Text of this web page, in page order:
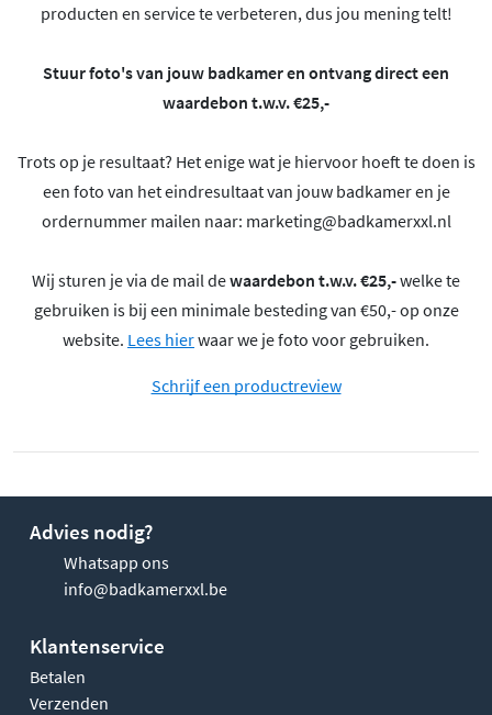
producten en service te verbeteren, dus jou mening telt!
Stuur foto's van jouw badkamer en ontvang direct een
waardebon t.w.v. €25,-
Trots op je resultaat? Het enige wat je hiervoor hoeft te doen is
een foto van het eindresultaat van jouw badkamer en je
ordernummer mailen naar: marketing@badkamerxxl.nl
Wij sturen je via de mail dewaardebon t.w.v. €25,-welke te
gebruiken is bij een minimale besteding van €50,- op onze
website. Lees hierwaar we je foto voor gebruiken.
Schrijf een productreview
Advies nodig?
Whatsapp ons
info@badkamerxxl.be
Klantenservice
Betalen
Verzenden